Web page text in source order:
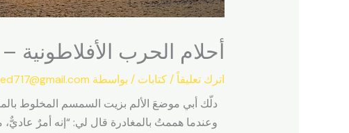
أحلام الحرب
اترك تعليقاً /كتابات / بواسطة
دلّك أبي موضعَ الألم بزيت السمسم المخلوط
وعندما هممتُ بالمغادرة قال لي: “إنه أمرٌ